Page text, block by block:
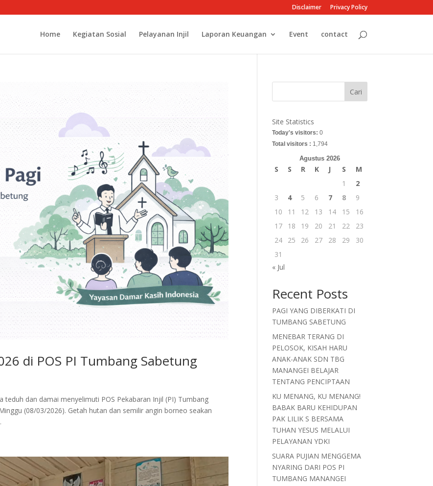
Disclaimer Privacy Policy
Home Kegiatan Sosial Pelayanan Injil Laporan Keuangan Event contact
di POS PI Tumbang Sabetung
teduh dan damai menyelimuti POS Pekabaran Injil (PI) Tumbang
(08/03/2026). Getah hutan dan semilir angin borneo seakan
Cari
Site Statistics
Today's visitors:0
Total visitors : 1,794
Agustus 2026
S S R K J S
M
1
2
3
4 5 6 7 8
9
10
11 12 13 14 15
16
17
18 19 20 21 22
23
24
25 26 27 28 29
30
31
« Jul
Recent Posts
PAGI YANG DIBERKATI DI
TUMBANG SABETUNG
MENEBAR TERANG DI
PELOSOK, KISAH HARU
ANAK-ANAK SDN TBG
MANANGEI BELAJAR
TENTANG PENCIPTAAN
KU MENANG, KU MENANG!
BABAK BARU KEHIDUPAN
PAK LILIK S BERSAMA
TUHAN YESUS MELALUI
PELAYANAN YDKI
SUARA PUJIAN MENGGEMA
NYARING DARI POS PI
TUMBANG MANANGEI